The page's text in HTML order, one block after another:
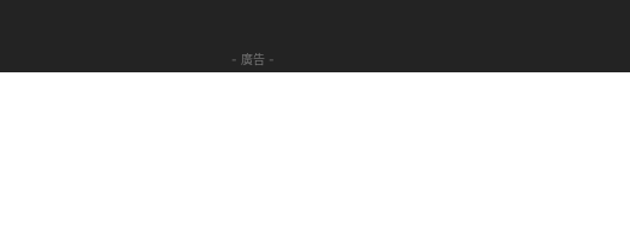
- 廣告 -